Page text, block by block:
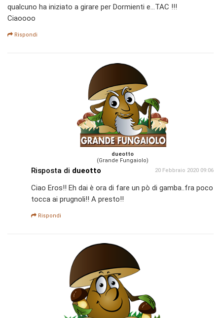
qualcuno ha iniziato a girare per Dormienti e...TAC !!!
Ciaoooo
Rispondi
dueotto
(Grande Fungaiolo)
Risposta di dueotto 20 Febbraio 2020 09:06
Ciao Eros!! Eh dai è ora di fare un pò di gamba..fra poco
tocca ai prugnoli!! A presto!!
Rispondi